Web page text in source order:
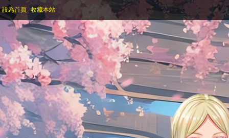
設為首頁 收藏本站